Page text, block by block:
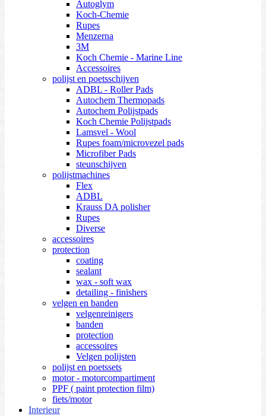
Autoglym
Koch-Chemie
Rupes
Menzerna
3M
Koch Chemie - Marine Line
Accessoires
polijst en poetsschijven
ADBL - Roller Pads
Autochem Thermopads
Autochem Polijstpads
Koch Chemie Polijstpads
Lamsvel - Wool
Rupes foam/microvezel pads
Microfiber Pads
steunschijven
polijstmachines
Flex
ADBL
Krauss DA polisher
Rupes
Diverse
accessoires
protection
coating
sealant
wax - soft wax
detailing - finishers
velgen en banden
velgenreinigers
banden
protection
accessoires
Velgen polijsten
polijst en poetssets
motor - motorcompartiment
PPF ( paint protection film)
fiets/motor
Interieur